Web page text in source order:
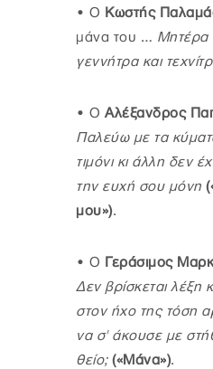
• Ο Κωστής
μάνα του … Μητέρα
γεννήτρα και
• Ο Αλέξανδρος
Παλεύω με τα
τιμόνι κι άλλη δεν
την ευχή σου μόνη
μου»).
• Ο Γεράσιμος
Δεν βρίσκεται λέξη
στον ήχο της τόση
να σ' άκουσε με
θείο; («Μάνα»).